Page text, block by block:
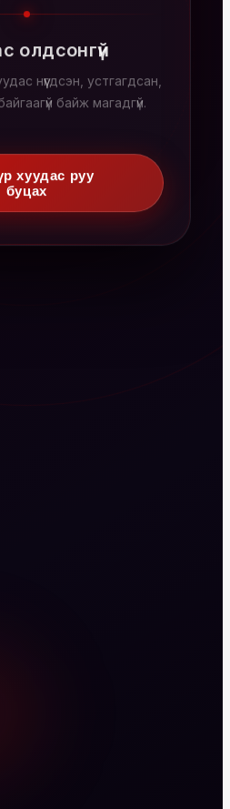
олдсонгүй
нүүгдсэн, устгагдсан,
байж магадгүй.
хуудас руу
буцах